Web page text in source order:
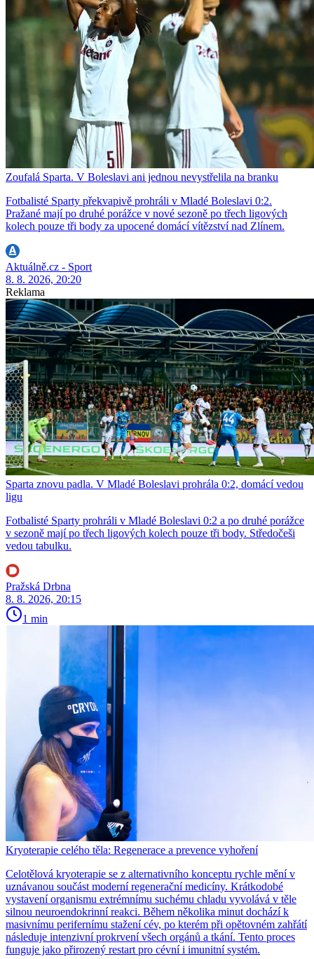
Zoufalá Sparta. V Boleslavi ani jednou nevystřelila na branku
Fotbalisté Sparty překvapivě prohráli v Mladé Boleslavi 0:2.
Pražané mají po druhé porážce v nové sezoně po třech ligových
kolech pouze tři body za upocené domácí vítězství nad Zlínem.
Aktuálně.cz - Sport
8. 8. 2026, 20:20
Reklama
Sparta znovu padla. V Mladé Boleslavi prohrála 0:2, domácí vedou
ligu
Fotbalisté Sparty prohráli v Mladé Boleslavi 0:2 a po druhé porážce
v sezoně mají po třech ligových kolech pouze tři body. Středočeši
vedou tabulku.
Pražská Drbna
8. 8. 2026, 20:15
1 min
Kryoterapie celého těla: Regenerace a prevence vyhoření
Celotělová kryoterapie se z alternativního konceptu rychle mění v
uznávanou součást moderní regenerační medicíny. Krátkodobé
vystavení organismu extrémnímu suchému chladu vyvolává v těle
silnou neuroendokrinní reakci. Během několika minut dochází k
masivnímu perifernímu stažení cév, po kterém při opětovném zahřátí
následuje intenzivní prokrvení všech orgánů a tkání. Tento proces
funguje jako přirozený restart pro cévní i imunitní systém.